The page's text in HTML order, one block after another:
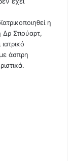
η
Στιούαρτ,
άσπρη